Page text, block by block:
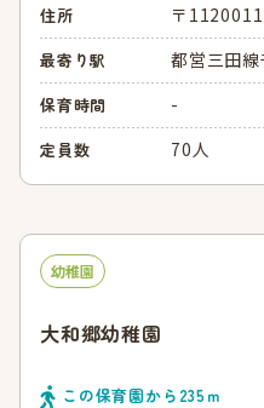
住所
〒
最寄り駅 都営三田
保育時間 -
定員数 70人
幼稚園
大和郷幼稚園
この保育園から 235ｍ